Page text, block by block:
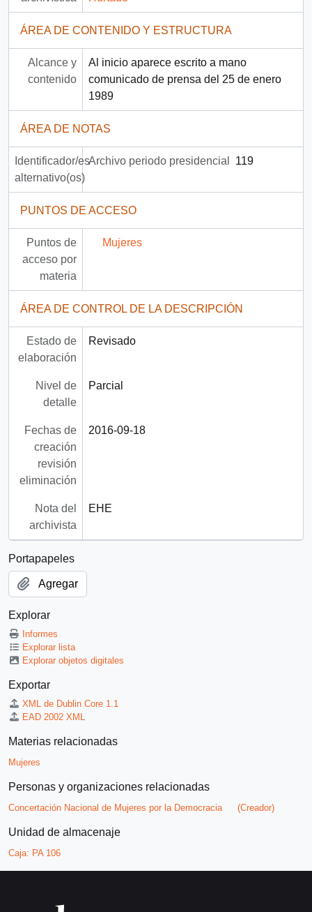
ÁREA DE CONTENIDO Y ESTRUCTURA
Alcance y
contenido
Al inicio aparece escrito a mano
comunicado de prensa del 25 de enero
1989
ÁREA DE NOTAS
Identificador/es
alternativo(os)
Archivo periodo presidencial 119
PUNTOS DE ACCESO
Puntos de
acceso por
materia
Mujeres
ÁREA DE CONTROL DE LA DESCRIPCIÓN
Estado de
elaboración
Revisado
Nivel de
detalle
Parcial
Fechas de
creación
revisión
eliminación
2016-09-18
Nota del
archivista
EHE
Portapapeles
Agregar
Explorar
Informes
Explorar lista
Explorar objetos digitales
Exportar
XML de Dublin Core 1.1
EAD 2002 XML
Materias relacionadas
Mujeres
Personas y organizaciones relacionadas
Concertación Nacional de Mujeres por la Democracia (Creador)
Unidad de almacenaje
Caja: PA 106